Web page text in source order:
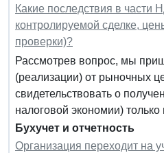
Какие последствия в части
контролируемой сделке,
проверки)?
Рассмотрев вопрос, мы
(реализации) от рыночных
свидетельствовать о
налоговой экономии) только
Бухучет и отчетность
Организация переходит на